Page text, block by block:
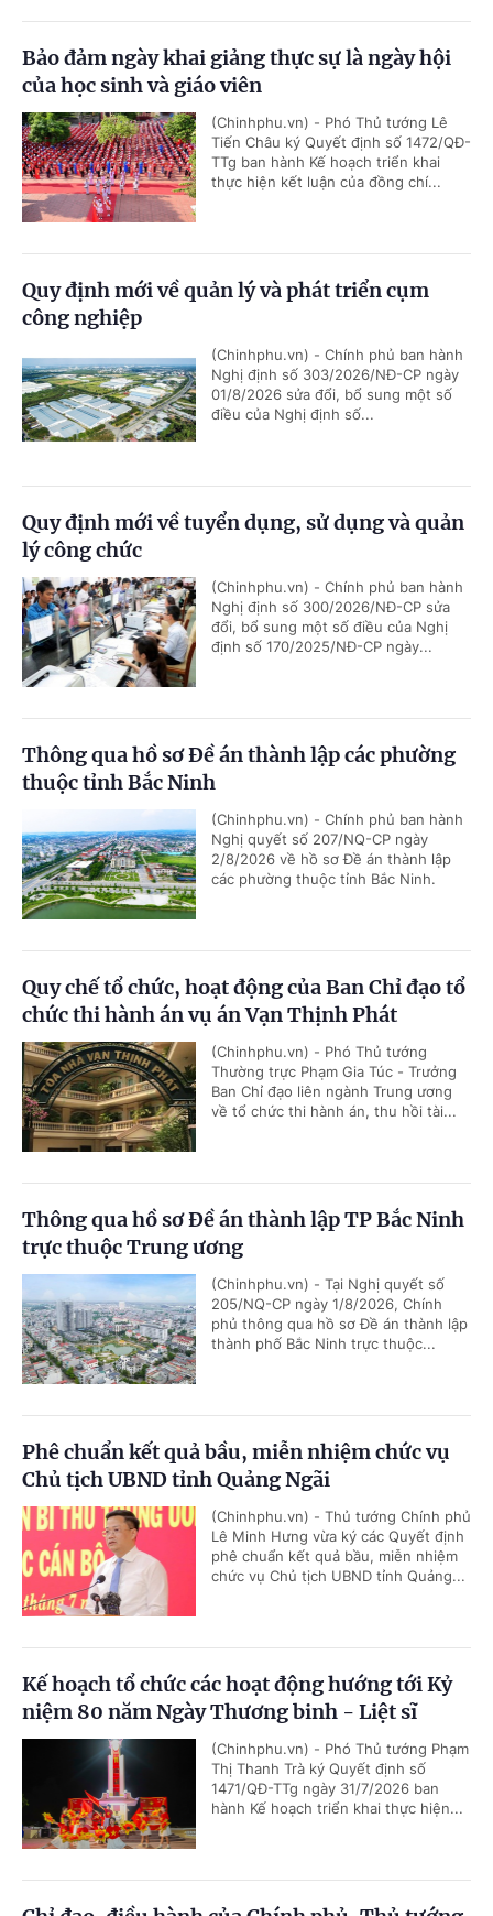
Bảo đảm ngày khai giảng thực sự là ngày hội
của học sinh và giáo viên
(Chinhphu.vn) - Phó Thủ tướng Lê
Tiến Châu ký Quyết định số 1472/QĐ-
TTg ban hành Kế hoạch triển khai
thực hiện kết luận của đồng chí...
Quy định mới về quản lý và phát triển cụm
công nghiệp
(Chinhphu.vn) - Chính phủ ban hành
Nghị định số 303/2026/NĐ-CP ngày
01/8/2026 sửa đổi, bổ sung một số
điều của Nghị định số...
Quy định mới về tuyển dụng, sử dụng và quản
lý công chức
(Chinhphu.vn) - Chính phủ ban hành
Nghị định số 300/2026/NĐ-CP sửa
đổi, bổ sung một số điều của Nghị
định số 170/2025/NĐ-CP ngày...
Thông qua hồ sơ Đề án thành lập các phường
thuộc tỉnh Bắc Ninh
(Chinhphu.vn) - Chính phủ ban hành
Nghị quyết số 207/NQ-CP ngày
2/8/2026 về hồ sơ Đề án thành lập
các phường thuộc tỉnh Bắc Ninh.
Quy chế tổ chức, hoạt động của Ban Chỉ đạo tổ
chức thi hành án vụ án Vạn Thịnh Phát
(Chinhphu.vn) - Phó Thủ tướng
Thường trực Phạm Gia Túc - Trưởng
Ban Chỉ đạo liên ngành Trung ương
về tổ chức thi hành án, thu hồi tài...
Thông qua hồ sơ Đề án thành lập TP Bắc Ninh
trực thuộc Trung ương
(Chinhphu.vn) - Tại Nghị quyết số
205/NQ-CP ngày 1/8/2026, Chính
phủ thông qua hồ sơ Đề án thành lập
thành phố Bắc Ninh trực thuộc...
Phê chuẩn kết quả bầu, miễn nhiệm chức vụ
Chủ tịch UBND tỉnh Quảng Ngãi
(Chinhphu.vn) - Thủ tướng Chính phủ
Lê Minh Hưng vừa ký các Quyết định
phê chuẩn kết quả bầu, miễn nhiệm
chức vụ Chủ tịch UBND tỉnh Quảng...
Kế hoạch tổ chức các hoạt động hướng tới Kỷ
niệm 80 năm Ngày Thương binh - Liệt sĩ
(Chinhphu.vn) - Phó Thủ tướng Phạm
Thị Thanh Trà ký Quyết định số
1471/QĐ-TTg ngày 31/7/2026 ban
hành Kế hoạch triển khai thực hiện...